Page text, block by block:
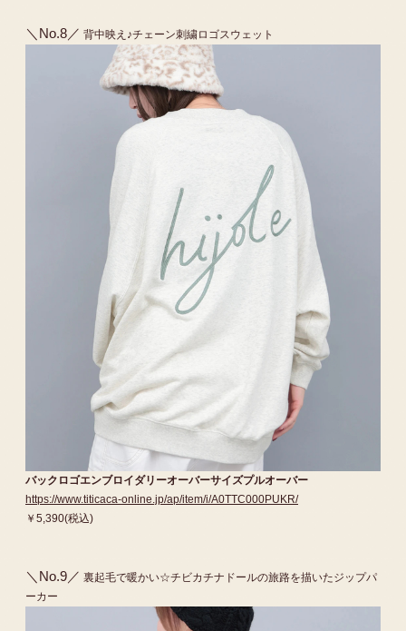
＼No.8／ 背中映え♪チェーン刺繍ロゴスウェット
バックロゴエンブロイダリーオーバーサイズプルオーバー
https://www.titicaca-online.jp/ap/item/i/A0TTC000PUKR/
￥5,390(税込)
＼No.9／ 裏起毛で暖かい☆チビカチナドールの旅路を描いたジップパ
ーカー